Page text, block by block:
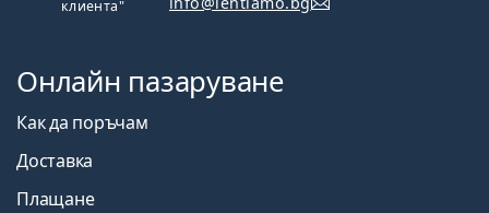
клиента"
Онлайн пазаруване
Как да поръчам
Доставка
Плащане